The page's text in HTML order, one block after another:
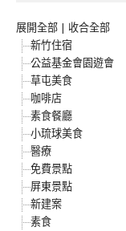
展開全部 | 收合全部
新竹住宿
公益基金會園遊會
草屯美食
咖啡店
素食餐廳
小琉球美食
醫療
免費景點
屏東景點
新建案
素食